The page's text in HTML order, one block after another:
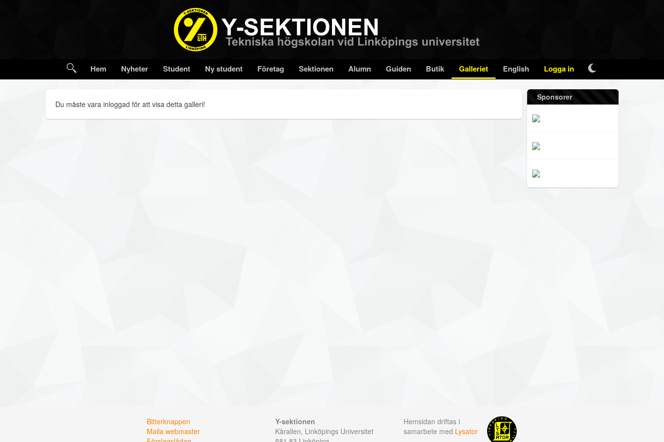
Hem Nyheter Student Ny student Företag Sektionen Alumn Guiden Butik Galleriet English Logga in
Du måste vara inloggad för att visa detta galleri!
Sponsorer
Bitterknappen
Maila webmaster
Y-sektionen
Kårallen, Linköpings Universitet
Hemsidan driftas i
samarbete med Lysator